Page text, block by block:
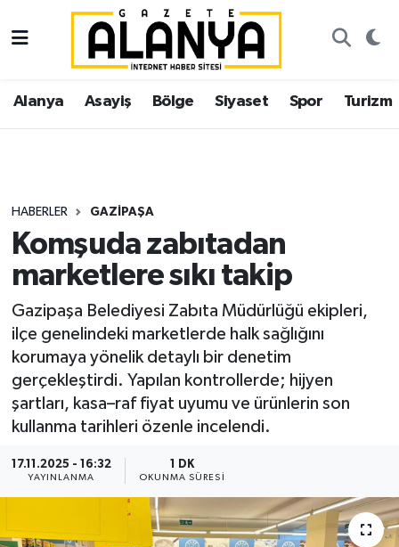
Alanya Asayiş Bölge Siyaset Spor Turizm
HABERLER GAZIPAŞA
Komşuda zabıtadan
marketlere sıkı takip
Gazipaşa Belediyesi Zabıta Müdürlüğü ekipleri,
ilçe genelindeki marketlerde halk sağlığını
korumaya yönelik detaylı bir denetim
gerçekleştirdi. Yapılan kontrollerde; hijyen
şartları, kasa–raf fiyat uyumu ve ürünlerin son
kullanma tarihleri özenle incelendi.
17.11.2025 - 16:32
YAYINLANMA
1 DK
OKUNMA SÜRESI
Alanya
Asayiş
Siyaset
Spor
Ekonomi
Gazipaşa
İstanbul Nöbetçi Eczaneler
İstanbul Hava Durumu
Süper Lig Puan Durumu ve Fikstür
Tüm Manşetler
Haber Arşivi